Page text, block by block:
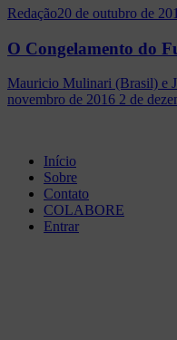
Redação20 de outubro de
O Congelamento do
Mauricio Mulinari (Brasil) e
novembro de 2016 2 de
Início
Sobre
Contato
COLABORE
Entrar